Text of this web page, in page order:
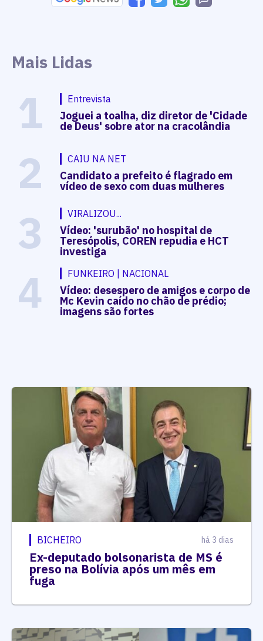
Mais Lidas
1 Entrevista
Joguei a toalha, diz diretor de 'Cidade
de Deus' sobre ator na cracolândia
2 CAIU NA NET
Candidato a prefeito é flagrado em
vídeo de sexo com duas mulheres
3 VIRALIZOU...
Vídeo: 'surubão' no hospital de
Teresópolis, COREN repudia e HCT
investiga
4 FUNKEIRO | NACIONAL
Vídeo: desespero de amigos e corpo de
Mc Kevin caído no chão de prédio;
imagens são fortes
BICHEIRO há 3 dias
Ex-deputado bolsonarista de MS é
preso na Bolívia após um mês em
fuga